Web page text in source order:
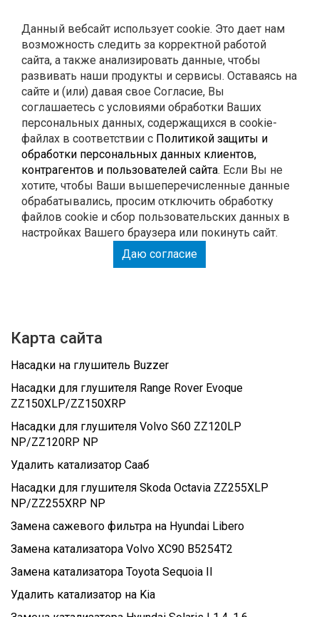
Данный вебсайт использует cookie. Это дает нам
возможность следить за корректной работой
сайта, а также анализировать данные, чтобы
развивать наши продукты и сервисы. Оставаясь на
сайте и (или) давая свое Согласие, Вы
соглашаетесь с условиями обработки Ваших
персональных данных, содержащихся в cookie-
файлах в соответствии с Политикой защиты и
обработки персональных данных клиентов,
контрагентов и пользователей сайта. Если Вы не
хотите, чтобы Ваши вышеперечисленные данные
обрабатывались, просим отключить обработку
файлов cookie и сбор пользовательских данных в
настройках Вашего браузера или покинуть сайт.
Даю согласие
Корзина
0
ГЛУШИТЕЛИ
РЕМОНТ
тюнинг
РАСПЕЧАТАЙ КУПОН И ПОЛУЧИ СКИДКУ НА
РАБОТУ 15%
Карта сайта
Насадки на глушитель Buzzer
Насадки для глушителя Range Rover Evoque
ZZ150XLP/ZZ150XRP
Насадки для глушителя Volvo S60 ZZ120LP
NP/ZZ120RP NP
Удалить катализатор Сааб
Насадки для глушителя Skoda Octavia ZZ255XLP
NP/ZZ255XRP NP
Замена сажевого фильтра на Hyundai Libero
Замена катализатора Volvo XC90 B5254T2
Замена катализатора Toyota Sequoia II
Удалить катализатор на Kia